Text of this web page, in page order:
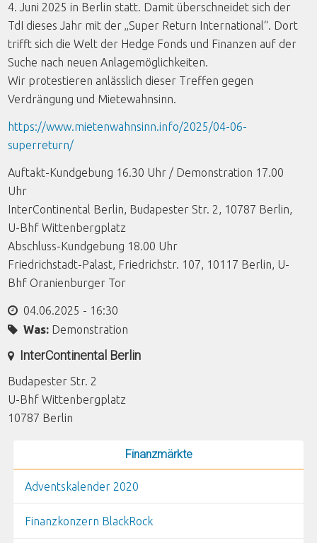
4. Juni 2025 in Berlin statt. Damit überschneidet sich der
TdI dieses Jahr mit der „Super Return International“. Dort
trifft sich die Welt der Hedge Fonds und Finanzen auf der
Suche nach neuen Anlagemöglichkeiten.
Wir protestieren anlässlich dieser Treffen gegen
Verdrängung und Mietewahnsinn.
https://www.mietenwahnsinn.info/2025/04-06-
superreturn/
Auftakt-Kundgebung 16.30 Uhr / Demonstration 17.00
Uhr
InterContinental Berlin, Budapester Str. 2, 10787 Berlin,
U-Bhf Wittenbergplatz
Abschluss-Kundgebung 18.00 Uhr
Friedrichstadt-Palast, Friedrichstr. 107, 10117 Berlin, U-
Bhf Oranienburger Tor
04.06.2025 - 16:30
Was: Demonstration
InterContinental Berlin
Budapester Str. 2
U-Bhf Wittenbergplatz
10787 Berlin
Finanzmärkte
Adventskalender 2020
Finanzkonzern BlackRock